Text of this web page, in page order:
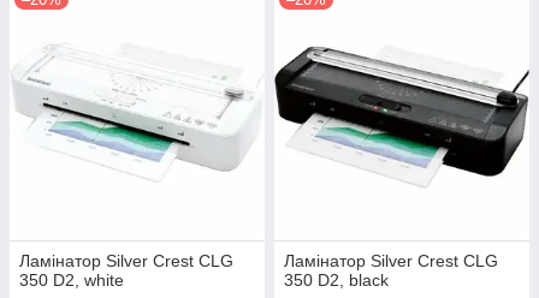
Ламінатор Silver Crest CLG
350 D2, white
Ламінатор Silver Crest CLG
350 D2, black